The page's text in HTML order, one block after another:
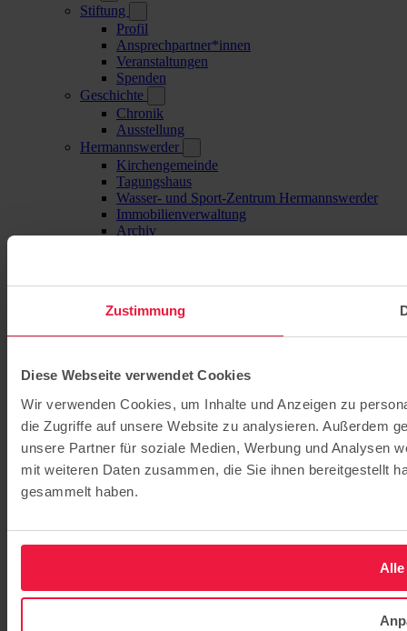
Zustimmung
Diese Webseite verwendet Cookies
Wir verwenden Cookies, um Inhalte und Anzeigen zu
die Zugriffe auf unsere Website zu analysieren. Außerdem
unsere Partner für soziale Medien, Werbung und Analysen
mit weiteren Daten zusammen, die Sie ihnen bereitgestellt
gesammelt haben.
Alle
Stiftung
Profil
Ansprechpartner*innen
Veranstaltungen
Spenden
Geschichte
Chronik
Ausstellung
Hermannswerder
Kirchengemeinde
Tagungshaus
Wasser- und Sport-Zentrum Hermannswerder
Immobilienverwaltung
Archiv